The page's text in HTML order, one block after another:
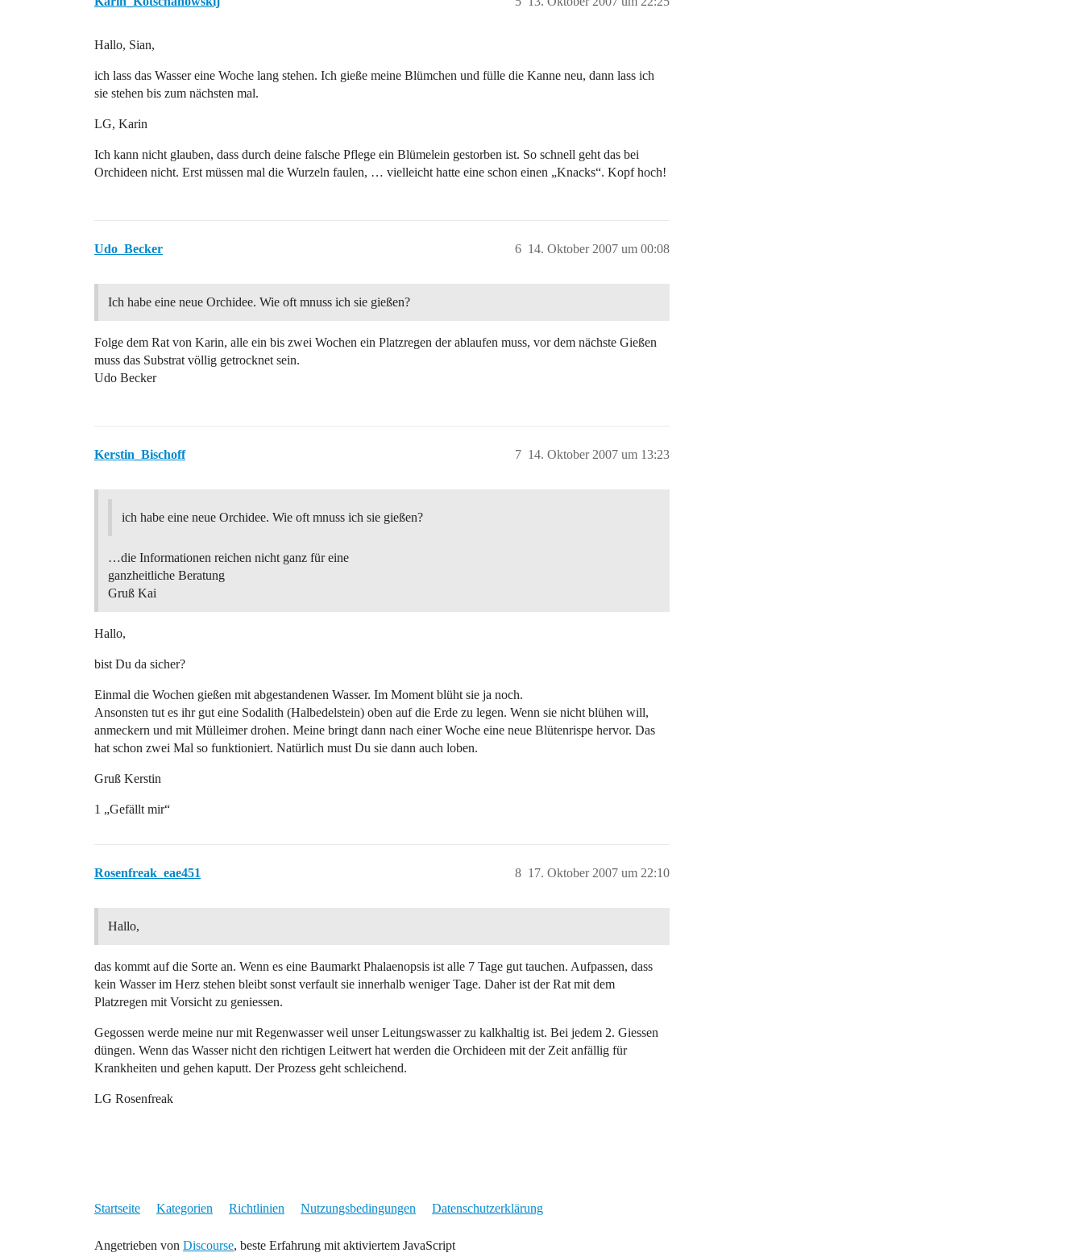
Hallo, Sian,
ich lass das Wasser eine Woche lang stehen. Ich gieße meine Blümchen und fülle die Kanne neu, dann lass ich
sie stehen bis zum nächsten mal.
LG, Karin
Ich kann nicht glauben, dass durch deine falsche Pflege ein Blümelein gestorben ist. So schnell geht das bei
Orchideen nicht. Erst müssen mal die Wurzeln faulen, … vielleicht hatte eine schon einen „Knacks“. Kopf hoch!
Udo_Becker 14. Oktober 2007 um 00:08
6
Ich habe eine neue Orchidee. Wie oft mnuss ich sie gießen?
Folge dem Rat von Karin, alle ein bis zwei Wochen ein Platzregen der ablaufen muss, vor dem nächste Gießen
muss das Substrat völlig getrocknet sein.
Udo Becker
Kerstin_Bischoff 14. Oktober 2007 um 13:23
7
ich habe eine neue Orchidee. Wie oft mnuss ich sie gießen?
…die Informationen reichen nicht ganz für eine
ganzheitliche Beratung
Gruß Kai
Hallo,
bist Du da sicher?
Einmal die Wochen gießen mit abgestandenen Wasser. Im Moment blüht sie ja noch.
Ansonsten tut es ihr gut eine Sodalith (Halbedelstein) oben auf die Erde zu legen. Wenn sie nicht blühen will,
anmeckern und mit Mülleimer drohen. Meine bringt dann nach einer Woche eine neue Blütenrispe hervor. Das
hat schon zwei Mal so funktioniert. Natürlich must Du sie dann auch loben.
Gruß Kerstin
1 „Gefällt mir“
Rosenfreak_eae451 17. Oktober 2007 um 22:10
8
Hallo,
das kommt auf die Sorte an. Wenn es eine Baumarkt Phalaenopsis ist alle 7 Tage gut tauchen. Aufpassen, dass
kein Wasser im Herz stehen bleibt sonst verfault sie innerhalb weniger Tage. Daher ist der Rat mit dem
Platzregen mit Vorsicht zu geniessen.
Gegossen werde meine nur mit Regenwasser weil unser Leitungswasser zu kalkhaltig ist. Bei jedem 2. Giessen
düngen. Wenn das Wasser nicht den richtigen Leitwert hat werden die Orchideen mit der Zeit anfällig für
Krankheiten und gehen kaputt. Der Prozess geht schleichend.
LG Rosenfreak
Startseite Kategorien Richtlinien Nutzungsbedingungen Datenschutzerklärung
Angetrieben von Discourse, beste Erfahrung mit aktiviertem JavaScript